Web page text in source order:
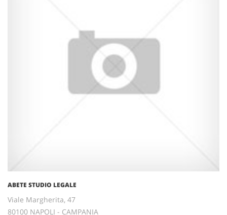
ABETE STUDIO LEGALE
Viale Margherita, 47
80100 NAPOLI - CAMPANIA